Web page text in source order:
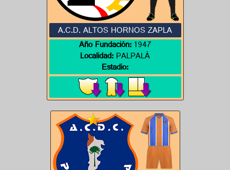
A.C.D. ALTOS HORNOS ZAPLA
Año Fundación:1947
Localidad:PALPALÁ
Estadio: